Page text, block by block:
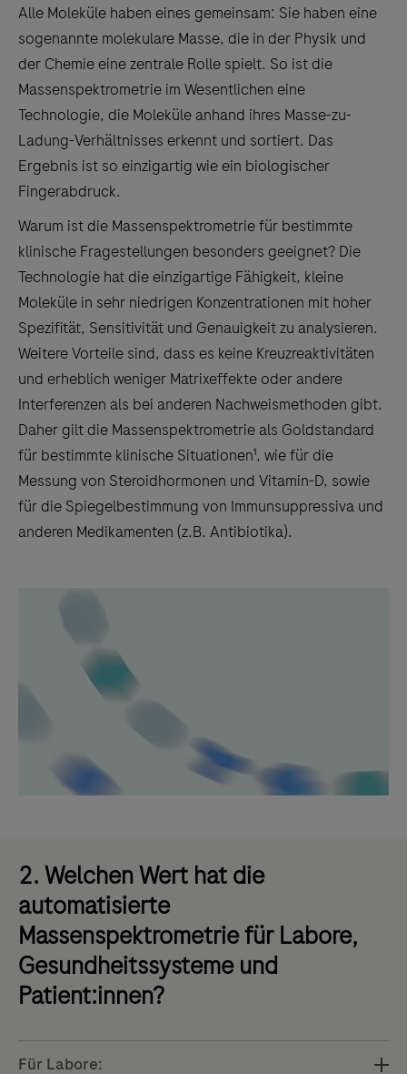
Alle Moleküle haben eines gemeinsam: Sie haben eine
sogenannte molekulare Masse, die in der Physik und
der Chemie eine zentrale Rolle spielt. So ist die
Massenspektrometrie im Wesentlichen eine
Technologie, die Moleküle anhand ihres Masse-zu-
Ladung-Verhältnisses erkennt und sortiert. Das
Ergebnis ist so einzigartig wie ein biologischer
Fingerabdruck.
Warum ist die Massenspektrometrie für bestimmte
klinische Fragestellungen besonders geeignet? Die
Technologie hat die einzigartige Fähigkeit, kleine
Moleküle in sehr niedrigen Konzentrationen mit hoher
Spezifität, Sensitivität und Genauigkeit zu analysieren.
Weitere Vorteile sind, dass es keine Kreuzreaktivitäten
und erheblich weniger Matrixeffekte oder andere
Interferenzen als bei anderen Nachweismethoden gibt.
Daher gilt die Massenspektrometrie als Goldstandard
für bestimmte klinische Situationen¹, wie für die
Messung von Steroidhormonen und Vitamin-D, sowie
für die Spiegelbestimmung von Immunsuppressiva und
anderen Medikamenten (z.B. Antibiotika).
2. Welchen Wert hat die
automatisierte
Massenspektrometrie für Labore,
Gesundheitssysteme und
Patient:innen?
Für Labore: